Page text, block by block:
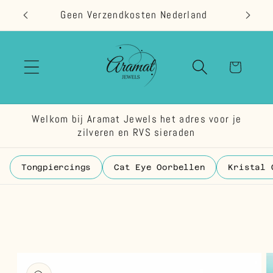
naar de
content
Geen Verzendkosten Nederland
Welkom bij Aramat Jewels het adres voor je
zilveren en RVS sieraden
Tongpiercings Cat Eye Oorbellen Kristal
direct naar